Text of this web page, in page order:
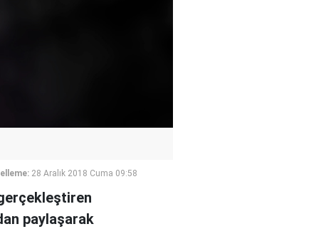
28 Aralık 2018 Cuma 09:58
paylaşarak